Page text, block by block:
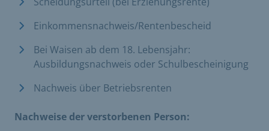
Einkommensnachweis/Rentenbescheid
Bei Waisen ab dem 18. Lebensjahr:
Ausbildungsnachweis oder Schulbescheinigung
Nachweis über Betriebsrenten
Nachweise der verstorbenen Person: